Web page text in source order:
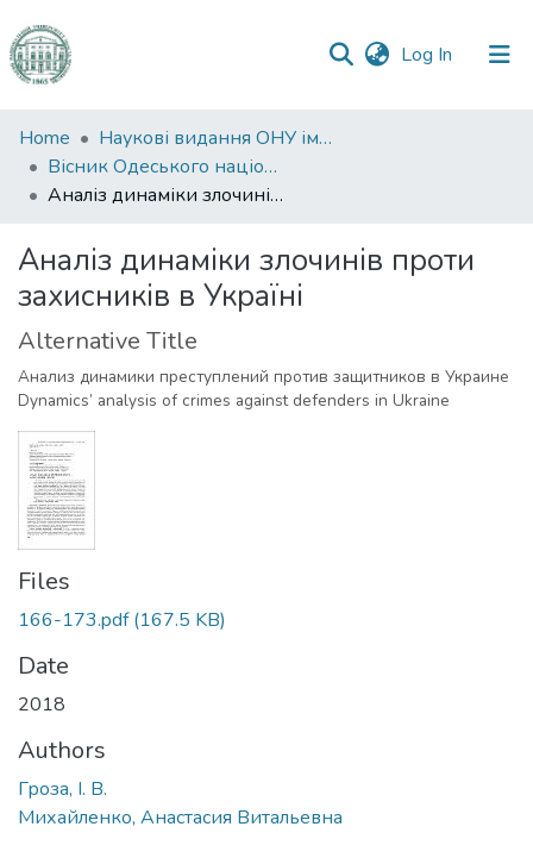
Log In (current)
Communities
&
Collections
Statistics
Home
Наукові видання ОНУ імені І. І. Мечникова
Вісник Одеського національного університету. Правознавство
Аналіз динаміки злочинів проти захисників в Україні
Аналіз динаміки злочинів проти
захисників в Україні
Alternative Title
Анализ динамики преступлений против защитников в Украине
Dynamics’ analysis of crimes against defenders in Ukraine
Files
166-173.pdf(167.5 KB)
Date
2018
Authors
Гроза, І. В.
Михайленко, Анастасия Витальевна